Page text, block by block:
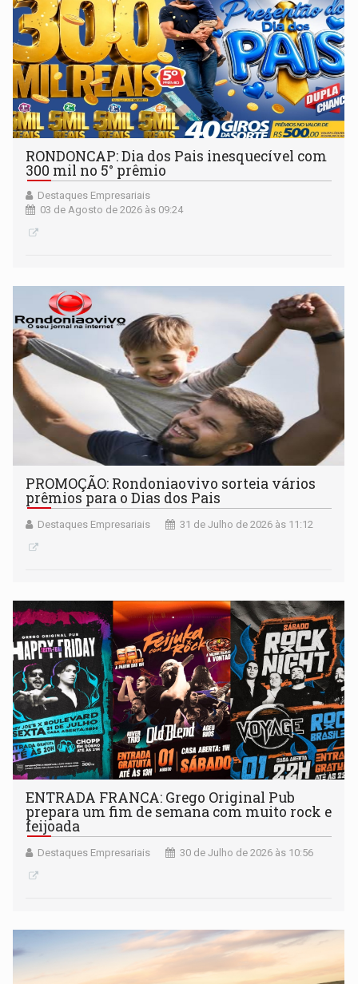
RONDONCAP: Dia dos Pais inesquecível com
300 mil no 5° prêmio
Destaques Empresariais
03 de Agosto de 2026 às 09:24
PROMOÇÃO: Rondoniaovivo sorteia vários
prêmios para o Dias dos Pais
Destaques Empresariais 31 de Julho de 2026 às 11:12
ENTRADA FRANCA: Grego Original Pub
prepara um fim de semana com muito rock e
feijoada
Destaques Empresariais 30 de Julho de 2026 às 10:56